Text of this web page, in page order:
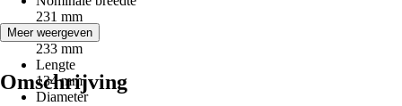
231 mm
Hoogte
233 mm
Lengte
134 mm
Diameter
Meer weergeven
Omschrijving